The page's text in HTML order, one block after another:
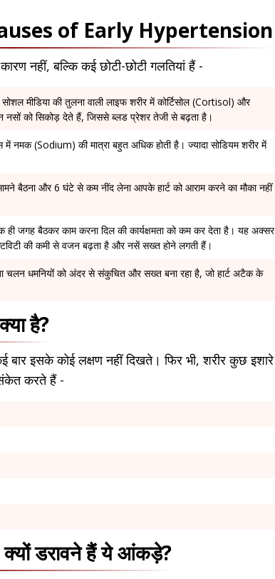
of Early Hypertension
नहीं, बल्कि कई छोटी-छोटी गलतियां हैं -
मीडिया की तुलना वाली लाइफ शरीर में कोर्टिसोल (Cortisol) और
नसों को सिकोड़ देते हैं, जिससे ब्लड प्रेशर तेजी से बढ़ता है।
(Sodium) की मात्रा बहुत अधिक होती है। ज्यादा सोडियम शरीर में
बैठना और 6 घंटे से कम नींद लेना आपके हार्ट को आराम करने का मौका नहीं
ही जगह बैठकर काम करना दिल की कार्यक्षमता को कम कर देता है। यह अक्सर
की कमी से वजन बढ़ता है और नसें सख्त होने लगती हैं।
चलन धमनियों को अंदर से संकुचित और सख्त बना रहा है, जो हार्ट अटैक के
है?
बार इसके कोई लक्षण नहीं दिखते। फिर भी, शरीर कुछ इशारे
संकेत करते हैं -
डरावने हैं ये आंकड़े?